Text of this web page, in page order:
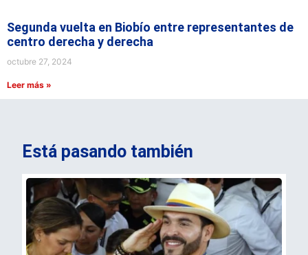
Segunda vuelta en Biobío entre representantes de
centro derecha y derecha
octubre 27, 2024
Leer más »
Está pasando también